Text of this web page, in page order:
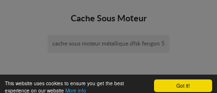
Got it!
This website uses cookies to ensure you get the best
experience on our website More info
Cache Sous Moteur
cache sous moteur métallique dfsk fengon 5